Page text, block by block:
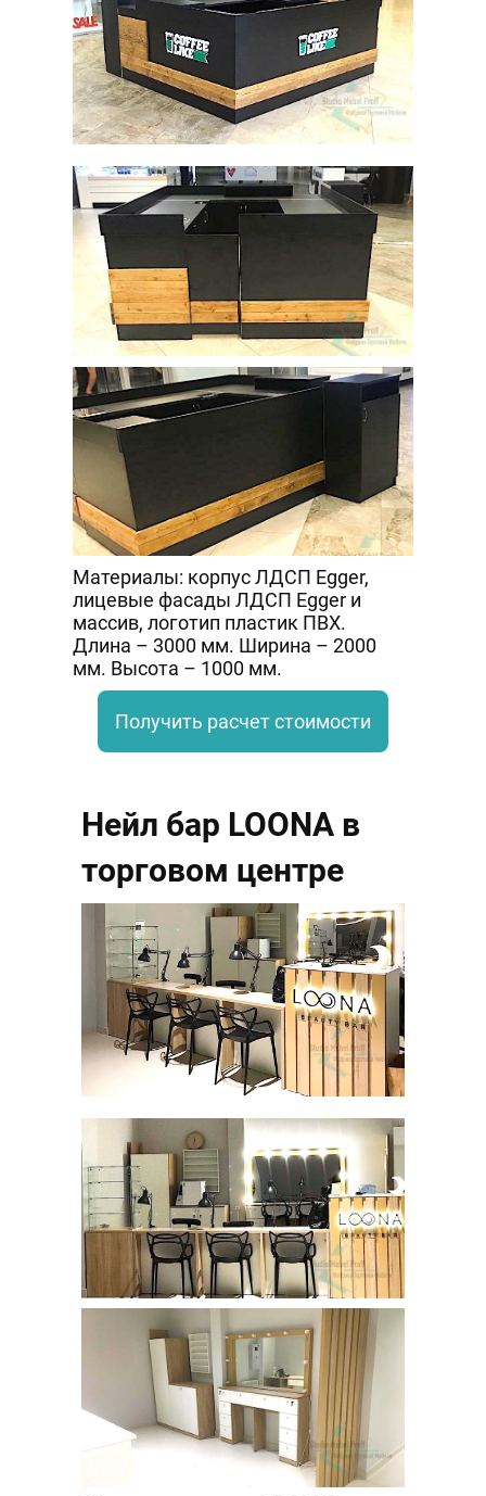
Материалы: корпус ЛДСП Egger,
лицевые фасады ЛДСП Egger и
массив, логотип пластик ПВХ.
Длина – 3000 мм. Ширина – 2000
мм. Высота – 1000 мм.
Получить расчет стоимости
Нейл бар LOONA в
торговом центре